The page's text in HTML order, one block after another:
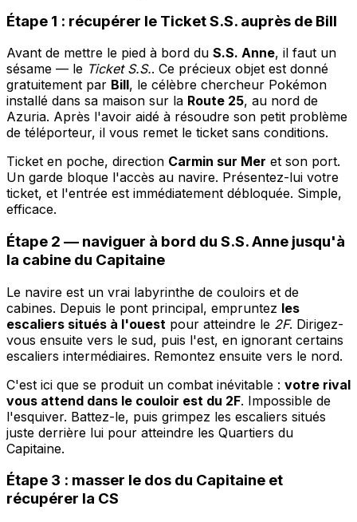
Étape 1 : récupérer le Ticket S.S. auprès de Bill
Avant de mettre le pied à bord du S.S. Anne, il faut un
sésame — le Ticket S.S.. Ce précieux objet est donné
gratuitement par Bill, le célèbre chercheur Pokémon
installé dans sa maison sur la Route 25, au nord de
Azuria. Après l'avoir aidé à résoudre son petit problème
de téléporteur, il vous remet le ticket sans conditions.
Ticket en poche, direction Carmin sur Mer et son port.
Un garde bloque l'accès au navire. Présentez-lui votre
ticket, et l'entrée est immédiatement débloquée. Simple,
efficace.
Étape 2 — naviguer à bord du S.S. Anne jusqu'à
la cabine du Capitaine
Le navire est un vrai labyrinthe de couloirs et de
cabines. Depuis le pont principal, empruntez les
escaliers situés à l'ouest pour atteindre le 2F. Dirigez-
vous ensuite vers le sud, puis l'est, en ignorant certains
escaliers intermédiaires. Remontez ensuite vers le nord.
C'est ici que se produit un combat inévitable : votre rival
vous attend dans le couloir est du 2F. Impossible de
l'esquiver. Battez-le, puis grimpez les escaliers situés
juste derrière lui pour atteindre les Quartiers du
Capitaine.
Étape 3 : masser le dos du Capitaine et
récupérer la CS